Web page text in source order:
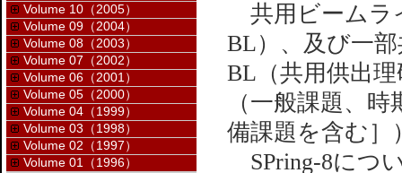
共用ビームラ
BL）、及び一
BL（共用供出
（一般課題、
備課題を含む］
SPring-8につ
Volume 10（2005）
Volume 09（2004）
Volume 08（2003）
Volume 07（2002）
Volume 06（2001）
Volume 05（2000）
Volume 04（1999）
Volume 03（1998）
Volume 02（1997）
Volume 01（1996）